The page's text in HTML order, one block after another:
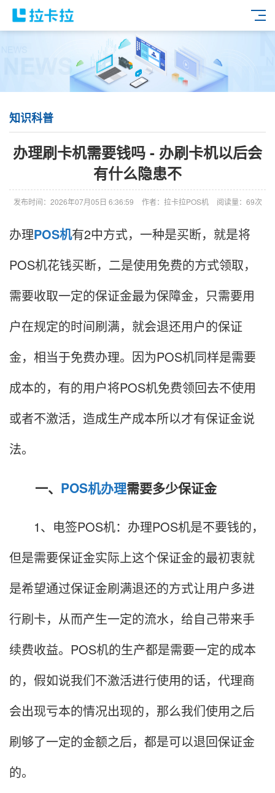
知识科普
办理刷卡机需要钱吗 - 办刷卡机以后会
有什么隐患不
发布时间：2026年07月05日 6:36:59 作者：拉卡拉POS机 阅读量：69次
办理POS机有2中方式，一种是买断，就是将
POS机花钱买断，二是使用免费的方式领取，
需要收取一定的保证金最为保障金，只需要用
户在规定的时间刷满，就会退还用户的保证
金，相当于免费办理。因为POS机同样是需要
成本的，有的用户将POS机免费领回去不使用
或者不激活，造成生产成本所以才有保证金说
法。
一、 POS机办理需要多少保证金
1、电签POS机：办理POS机是不要钱的，
但是需要保证金实际上这个保证金的最初衷就
是希望通过保证金刷满退还的方式让用户多进
行刷卡，从而产生一定的流水，给自己带来手
续费收益。POS机的生产都是需要一定的成本
的，假如说我们不激活进行使用的话，代理商
会出现亏本的情况出现的，那么我们使用之后
刷够了一定的金额之后，都是可以退回保证金
的。